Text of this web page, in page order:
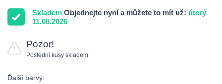
Skladem Objednejte nyní a můžete to mít už: úterý
11.08.2026
Pozor!
Poslední kusy skladem
Ďalší barvy: